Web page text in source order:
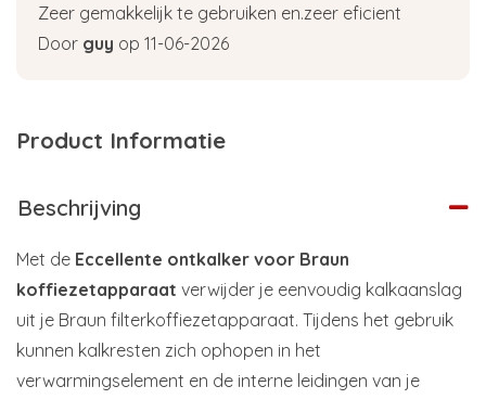
Zeer gemakkelijk te gebruiken en.zeer eficient
Door guy op 11-06-2026
Product Informatie
Beschrijving
Met de Eccellente ontkalker voor Braun
koffiezetapparaat verwijder je eenvoudig kalkaanslag
uit je Braun filterkoffiezetapparaat. Tijdens het gebruik
kunnen kalkresten zich ophopen in het
verwarmingselement en de interne leidingen van je